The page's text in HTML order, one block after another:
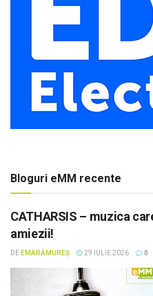
Bloguri eMM recente
CATHARSIS – muzica
amiezii!
DE EMARAMUREȘ 29 IULIE 2026 0